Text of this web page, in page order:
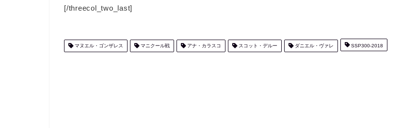
[/threecol_two_last]
マヌエル・ゴンザレス マニクール戦 アナ・カラスコ スコット・デルー ダニエル・ヴァレ SSP300-2018